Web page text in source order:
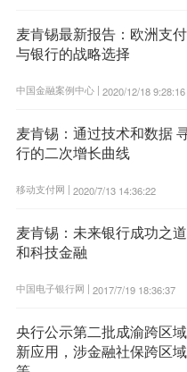
麦肯锡最新报告：欧洲支
与银行的战略选择
中国金融案例中心 | 2020/12/18 9:28:16
麦肯锡：通过技术和数据
行的二次增长曲线
移动支付网 | 2020/7/13 14:36:22
麦肯锡：未来银行成功之
和科技金融
中国电子银行网 | 2017/7/19 18:36:37
央行公示第二批成渝跨区
新应用，涉金融社保跨区